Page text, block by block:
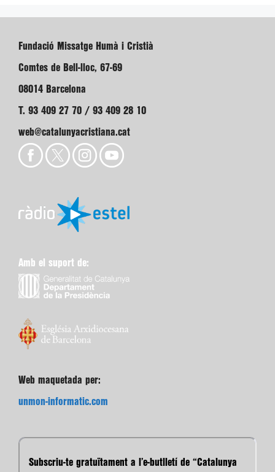
Fundació Missatge Humà i Cristià
Comtes de Bell-lloc, 67-69
08014 Barcelona
T. 93 409 27 70 / 93 409 28 10
web@catalunyacristiana.cat
Amb el suport de:
Web maquetada per:
unmon-informatic.com
Subscriu-te gratuïtament a l’e-butlletí de “Catalunya